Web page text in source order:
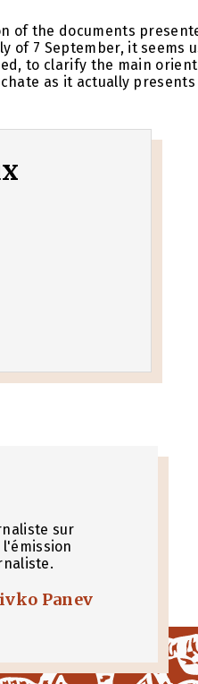
of the documents
of 7 September, it seems
to clarify the main
as it actually presents
sur
Panev